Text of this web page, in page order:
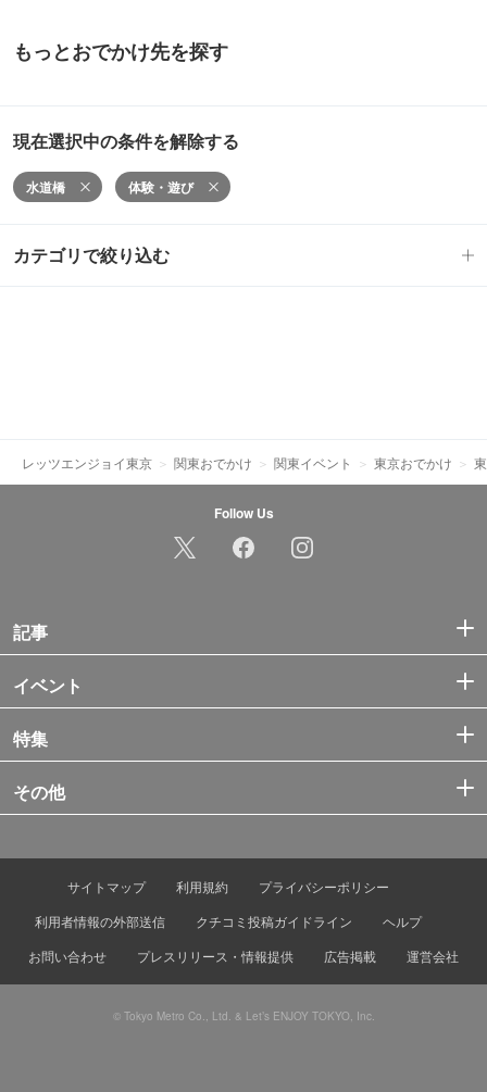
もっとおでかけ先を探す
現在選択中の条件を解除する
水道橋 体験・遊び
カテゴリで絞り込む
レッツエンジョイ東京 関東おでかけ 関東イベント 東京おでかけ
Follow Us
記事
イベント
特集
その他
サイトマップ 利用規約
プライバシーポリシー
利用者情報の外部送信
クチコミ投稿ガイドライン
ヘルプ
お問い合わせ
プレスリリース・情報提供 広告掲載 運営会社
© Tokyo Metro Co., Ltd. & Let’s ENJOY TOKYO, Inc.